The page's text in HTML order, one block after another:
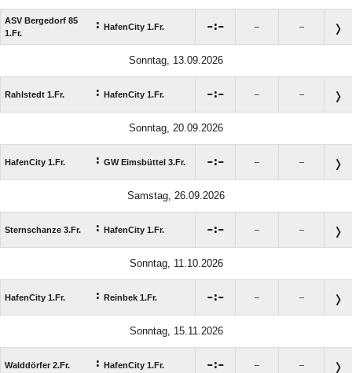
ASV Bergedorf 85
1.Fr.
: HafenCity 1.Fr. : – –
Sonntag, 13.09.2026
Rahlstedt 1.Fr. : HafenCity 1.Fr. : – –
Sonntag, 20.09.2026
HafenCity 1.Fr. : GW Eimsbüttel 3.Fr. : – –
Samstag, 26.09.2026
Sternschanze 3.Fr. : HafenCity 1.Fr. : – –
Sonntag, 11.10.2026
HafenCity 1.Fr. : Reinbek 1.Fr. : – –
Sonntag, 15.11.2026
Walddörfer 2.Fr. : HafenCity 1.Fr. : – –